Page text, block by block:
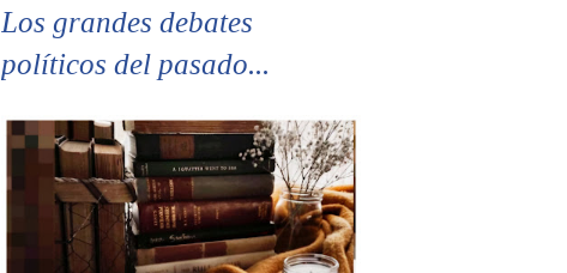
Los grandes debates
políticos del pasado...